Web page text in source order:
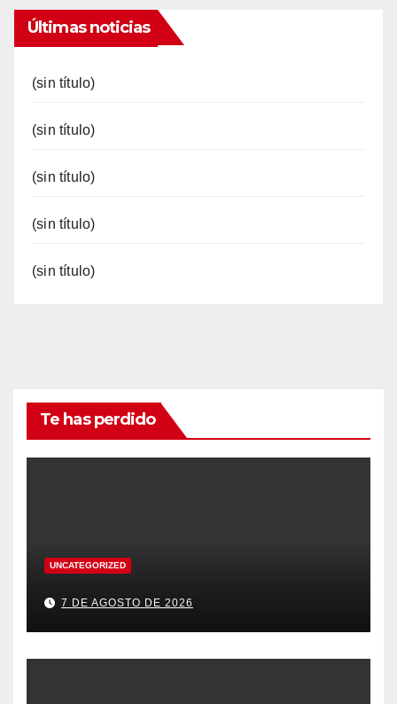
Últimas noticias
(sin título)
(sin título)
(sin título)
(sin título)
(sin título)
Te has perdido
UNCATEGORIZED
7 DE AGOSTO DE 2026